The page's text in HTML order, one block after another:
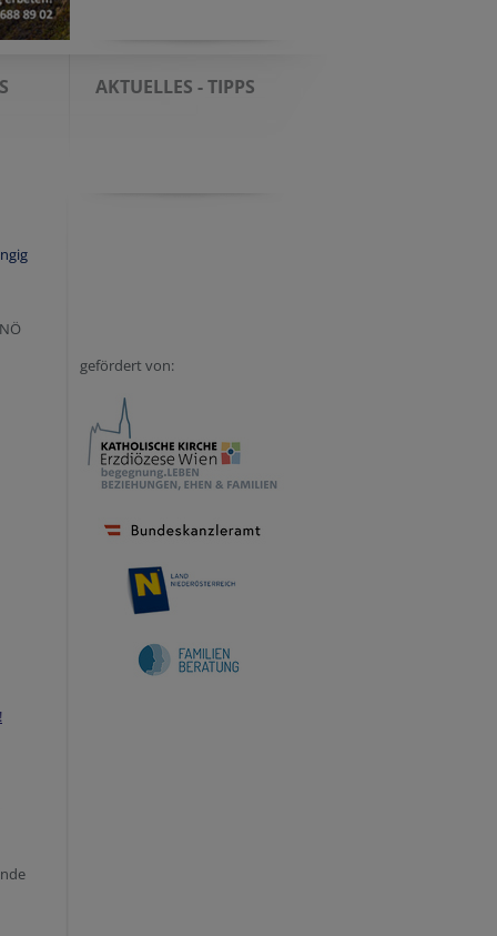
AKTUELLES - TIPPS
gefördert von: